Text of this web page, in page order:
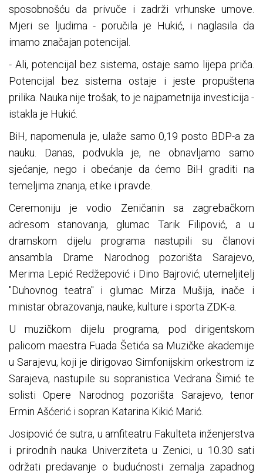
sposobnošću da privuče i zadrži vrhunske umove.
Mjeri se ljudima - poručila je Hukić, i naglasila da
imamo značajan potencijal.
- Ali, potencijal bez sistema, ostaje samo lijepa priča.
Potencijal bez sistema ostaje i jeste propuštena
prilika. Nauka nije trošak, to je najpametnija investicija -
istakla je Hukić.
BiH, napomenula je, ulaže samo 0,19 posto BDP-a za
nauku. Danas, podvukla je, ne obnavljamo samo
sjećanje, nego i obećanje da ćemo BiH graditi na
temeljima znanja, etike i pravde.
Ceremoniju je vodio Zeničanin sa zagrebačkom
adresom stanovanja, glumac Tarik Filipović, a u
dramskom dijelu programa nastupili su članovi
ansambla Drame Narodnog pozorišta Sarajevo,
Merima Lepić Redžepović i Dino Bajrović; utemeljitelj
"Duhovnog teatra" i glumac Mirza Mušija, inače i
ministar obrazovanja, nauke, kulture i sporta ZDK-a.
U muzičkom dijelu programa, pod dirigentskom
palicom maestra Fuada Šetića sa Muzičke akademije
u Sarajevu, koji je dirigovao Simfonijskim orkestrom iz
Sarajeva, nastupile su sopranistica Vedrana Šimić te
solisti Opere Narodnog pozorišta Sarajevo, tenor
Ermin Ašćerić i sopran Katarina Kikić Marić.
Josipović će sutra, u amfiteatru Fakulteta inženjerstva
i prirodnih nauka Univerziteta u Zenici, u 10.30 sati
održati predavanje o budućnosti zemalja zapadnog